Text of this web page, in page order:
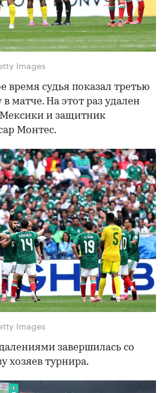
Images
время судья показал третью
матче. На этот раз удален
и защитник
Монтес.
Images
завершилась со
хозяев турнира.